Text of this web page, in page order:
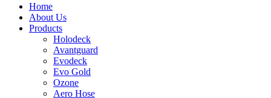
Home
About Us
Products
Holodeck
Avantguard
Evodeck
Evo Gold
Ozone
Aero Hose